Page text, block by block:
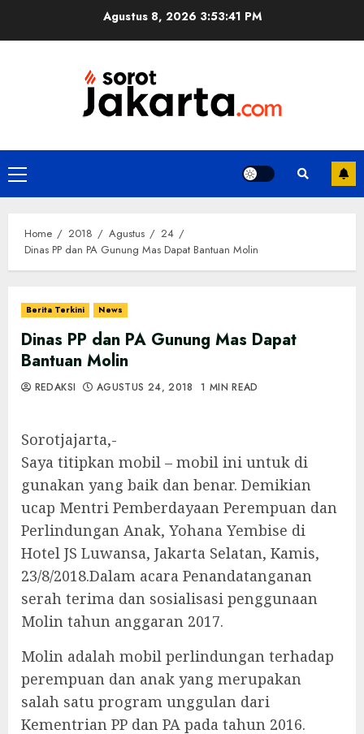
Agustus 8, 2026 3:53:41 PM
Primary
Menu
Home 2018 Agustus
24
Dinas PP dan PA Gunung Mas Dapat Bantuan Molin
Berita Terkini News
Dinas PP dan PA Gunung Mas Dapat
Bantuan Molin
REDAKSI AGUSTUS 24, 2018 1 MIN READ
Sorotjajarta,-
Saya titipkan mobil – mobil ini untuk di
gunakan yang baik dan benar. Demikian
ucap Mentri Pemberdayaan Perempuan dan
Perlindungan Anak, Yohana Yembise di
Hotel JS Luwansa, Jakarta Selatan, Kamis,
23/8/2018.Dalam acara Penandatanganan
serah terima dan sosialisasi penggunaan
Molin tahun anggaran 2017.
Molin adalah mobil perlindungan terhadap
perempuan dan anak yang merupakan
salah satu program unggulan dari
Kementrian PP dan PA pada tahun 2016.